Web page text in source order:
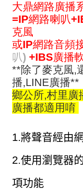
大鼎網路廣播
=IP網路喇叭
克風
或IP網路音頻
叭) +IBS廣播
**除了麥克風,
播,LINE廣播**
鄉公所,村里廣
廣播都適用唷
1.將聲音經由
2.使用瀏覽器
項功能